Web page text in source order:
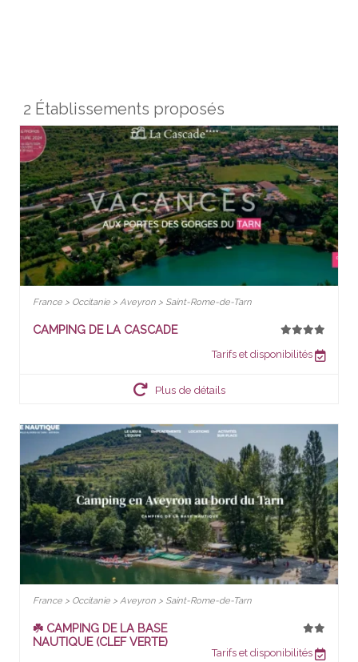
2 Établissements proposés
France > Occitanie > Aveyron > Saint-Rome-de-Tarn
CAMPING DE LA CASCADE
Tarifs et disponibilités
Plus de détails
France > Occitanie > Aveyron > Saint-Rome-de-Tarn
☘️ CAMPING DE LA BASE
NAUTIQUE (CLEF VERTE)
Tarifs et disponibilités